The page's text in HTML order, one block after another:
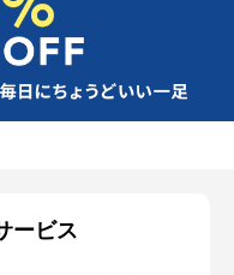
ービス